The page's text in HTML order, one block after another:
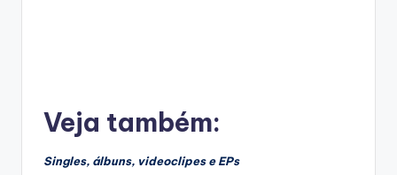
Veja também:
Singles, álbuns, videoclipes e EPs